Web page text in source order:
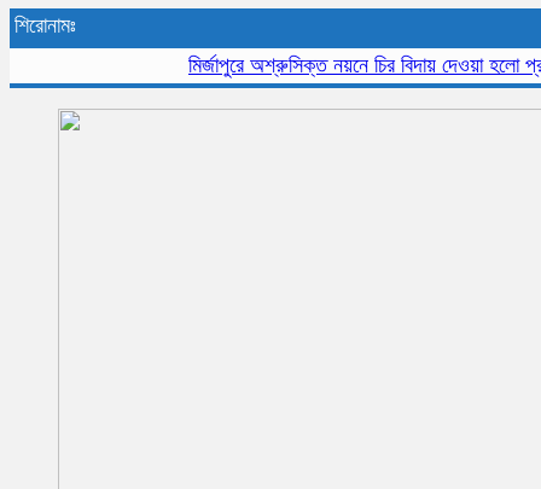
শিরোনামঃ
মির্জাপুরে অশ্রুসিক্ত নয়নে চির বিদায় দেওয়া হলো প্রবীন